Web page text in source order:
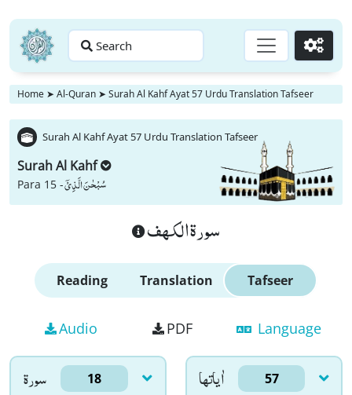
Search Go
Home ➤ Al-Quran ➤ Surah Al Kahf Ayat 57 Urdu Translation Tafseer
Surah Al Kahf Ayat 57 Urdu Translation Tafseer
Surah Al Kahf
Para 15 -سُبْحٰنَ الَّذِیْۤ
سورة الكهف
Reading Translation Tafseer
Audio PDF Language
سورۃ 18 اٰياتها 57